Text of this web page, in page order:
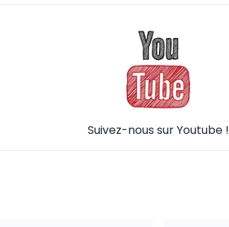
Suivez-nous sur Youtube !